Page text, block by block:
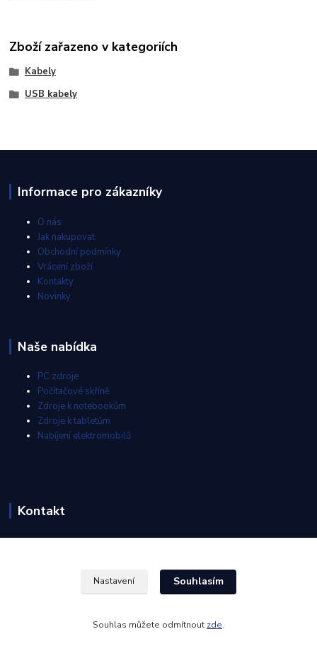
Zboží zařazeno v kategoriích
Kabely
USB kabely
Informace pro zákazníky
O nás
Jak nakupovat
Obchodní podmínky
Vrácení zboží
Kontakty
Novinky
Naše nabídka
PC zdroje
Počítačové skříně
Zdroje k notebookům
Zdroje k tabletům
Nabíjení elektromobilů
Kontakt
Nastavení Souhlasím
Souhlas můžete odmítnout zde.